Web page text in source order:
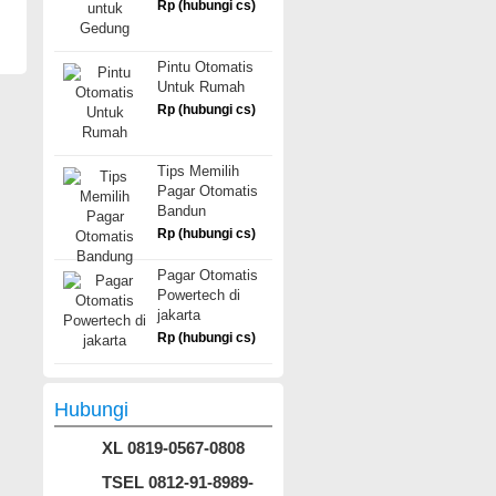
Rp (hubungi cs)
Pintu Otomatis
Untuk Rumah
Rp (hubungi cs)
Tips Memilih
Pagar Otomatis
Bandun
Rp (hubungi cs)
Pagar Otomatis
Powertech di
jakarta
Rp (hubungi cs)
Hubungi
XL 0819-0567-0808
TSEL 0812-91-8989-